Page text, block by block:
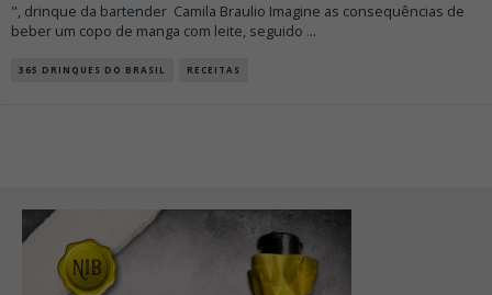
", drinque da bartender Camila Braulio Imagine as consequências de
beber um copo de manga com leite, seguido ...
365 DRINQUES DO BRASIL RECEITAS